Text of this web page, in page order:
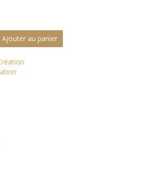
Ajouter au panier